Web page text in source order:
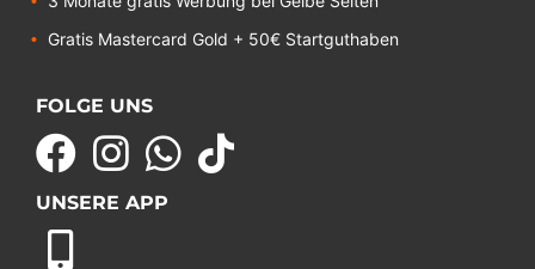
Gratis Mastercard Gold + 50€ Startguthaben
FOLGE UNS
UNSERE APP